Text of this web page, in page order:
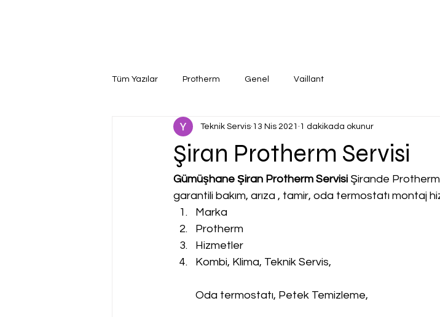
Tüm Yazılar Protherm Genel Vaillant
Şiran Protherm Servisi
Teknik Servis 13 Nis 2021 1 dakikada okunur
Gümüşhane Şiran Protherm Servisi Şirande Protherm
garantili bakım, arıza , tamir, oda termostatı montaj
Marka
Protherm
Hizmetler
Kombi, Klima, Teknik Servis,
Oda termostatı, Petek Temizleme,